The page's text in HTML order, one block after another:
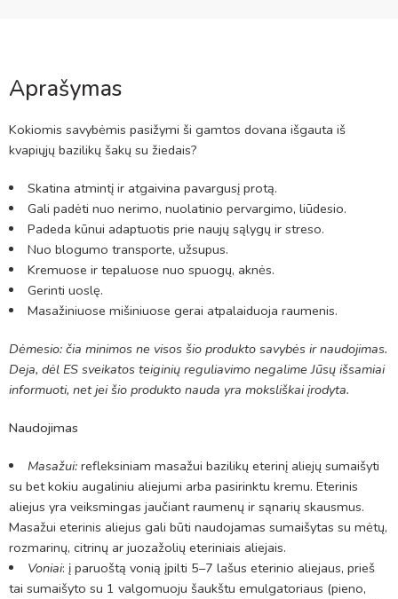
Aprašymas
Kokiomis savybėmis pasižymi ši gamtos dovana išgauta iš
kvapiųjų bazilikų šakų su žiedais?
Skatina atmintį ir atgaivina pavargusį protą.
Gali padėti nuo nerimo, nuolatinio pervargimo, liūdesio.
Padeda kūnui adaptuotis prie naujų sąlygų ir streso.
Nuo blogumo transporte, užsupus.
Kremuose ir tepaluose nuo spuogų, aknės.
Gerinti uoslę.
Masažiniuose mišiniuose gerai atpalaiduoja raumenis.
Dėmesio: čia minimos ne visos šio produkto savybės ir naudojimas.
Deja, dėl ES sveikatos teiginių reguliavimo negalime Jūsų išsamiai
informuoti, net jei šio produkto nauda yra moksliškai įrodyta.
Naudojimas
Masažui:refleksiniam masažui bazilikų eterinį aliejų sumaišyti
su bet kokiu augaliniu aliejumi arba pasirinktu kremu. Eterinis
aliejus yra veiksmingas jaučiant raumenų ir sąnarių skausmus.
Masažui eterinis aliejus gali būti naudojamas sumaišytas su mėtų,
rozmarinų, citrinų ar juozažolių eteriniais aliejais.
Voniai: į paruoštą vonią įpilti 5–7 lašus eterinio aliejaus, prieš
tai sumaišyto su 1 valgomuoju šaukštu emulgatoriaus (pieno,